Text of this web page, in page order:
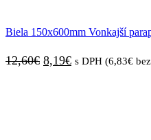
20,57€.13,77€.
Biela 150x600mm Vonkajší
12,60€ Pôvodná
8,19€Aktuálna
s DPH (6,83€